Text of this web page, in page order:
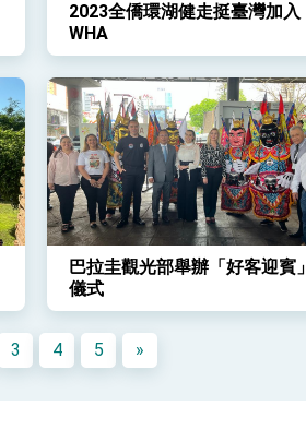
2023全僑環湖健走挺臺灣加入
WHA
巴拉圭觀光部舉辦「好客迎賓」
儀式
3 4 5 »